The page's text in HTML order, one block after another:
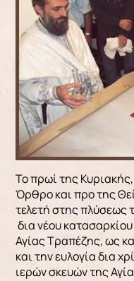
Το πρωί της
Όρθρο και προ της
τελετή στης πλύσεως
δια νέου
Αγίας Τραπέζης, ως
και την ευλογία δια
ιερών σκευών της